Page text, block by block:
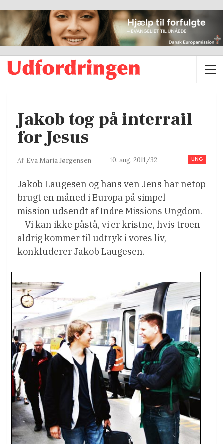
Jakob tog på interrail
for Jesus
UNG
Af Eva Maria Jørgensen 10. aug. 2011/32
Jakob Laugesen og hans ven Jens har netop
brugt en måned i Europa på simpel
mission udsendt af Indre Missions Ungdom.
– Vi kan ikke påstå, vi er kristne, hvis troen
aldrig kommer til udtryk i vores liv,
konkluderer Jakob Laugesen.